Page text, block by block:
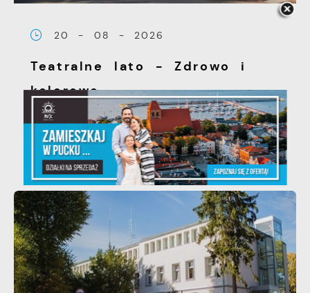
20 - 08 - 2026
Teatralne lato - Zdrowo i
kolorowo